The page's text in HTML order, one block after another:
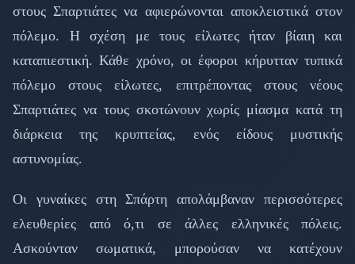
στους Σπαρτιάτες να αφιερώνονται αποκλειστικά στον
πόλεμο. Η σχέση με τους είλωτες ήταν βίαιη και
καταπιεστική. Κάθε χρόνο, οι έφοροι κήρυτταν τυπικά
πόλεμο στους είλωτες, επιτρέποντας στους νέους
Σπαρτιάτες να τους σκοτώνουν χωρίς μίασμα κατά τη
διάρκεια της κρυπτείας, ενός είδους μυστικής
αστυνομίας.
Οι γυναίκες στη Σπάρτη απολάμβαναν περισσότερες
ελευθερίες από ό,τι σε άλλες ελληνικές πόλεις.
Ασκούνταν σωματικά, μπορούσαν να κατέχουν